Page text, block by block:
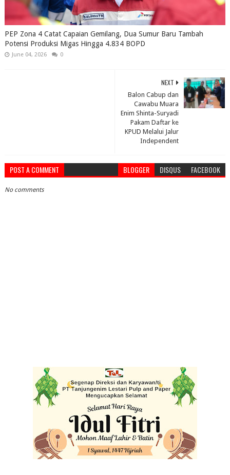
PEP Zona 4 Catat Capaian Gemilang, Dua Sumur Baru Tambah
Potensi Produksi Migas Hingga 4.834 BOPD
June 04, 2026 0
NEXT
Balon Cabup dan
Cawabu Muara
Enim Shinta-Suryadi
Pakam Daftar ke
KPUD Melalui Jalur
Independent
POST A COMMENT BLOGGER DISQUS FACEBOOK
No comments